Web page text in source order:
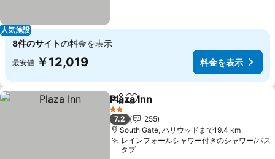
人気施設
8件のサイトの料金を表示
最安値 ￥12,019 料金を表示
シェアお気に入りに追加
Plaza Inn
2 ホテルのランク
7.2
255
South Gate, ハリウッドまで19.4 km
レインフォールシャワー付きのシャワー/バス
タブ